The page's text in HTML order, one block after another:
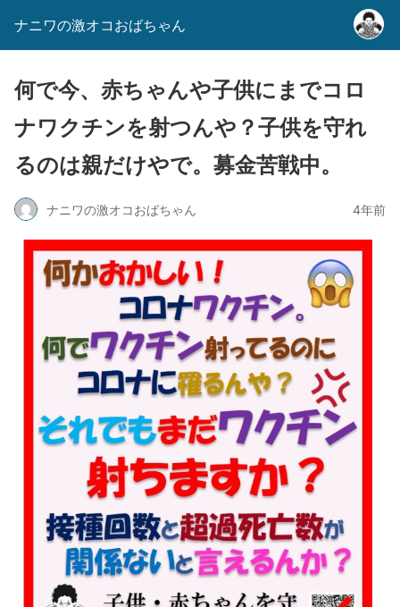
ナニワの激オコおばちゃん
何で今、赤ちゃんや子供にまでコロ
ナワクチンを射つんや？子供を守れ
るのは親だけやで。募金苦戦中。
ナニワの激オコおばちゃん 4年前